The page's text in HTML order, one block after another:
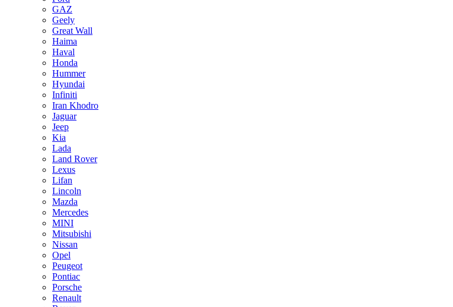
GAZ
Geely
Great Wall
Haima
Haval
Honda
Hummer
Hyundai
Infiniti
Iran Khodro
Jaguar
Jeep
Kia
Lada
Land Rover
Lexus
Lifan
Lincoln
Mazda
Mercedes
MINI
Mitsubishi
Nissan
Opel
Peugeot
Pontiac
Porsche
Renault